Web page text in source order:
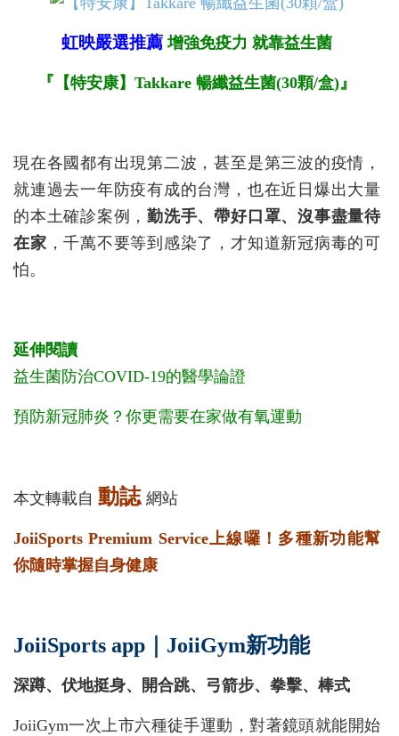
虹映嚴選推薦增強免疫力 就靠益生菌
『 【特安康】Takkare 暢纖益生菌(30顆/盒)』
現在各國都有出現第二波，甚至是第三波的疫情，
就連過去一年防疫有成的台灣，也在近日爆出大量
的本土確診案例，勤洗手、帶好口罩、沒事盡量待
在家 ，千萬不要等到感染了，才知道新冠病毒的可
怕。
延伸閱讀
益生菌防治COVID-19的醫學論證
預防新冠肺炎？你更需要在家做有氧運動
本文轉載自 動誌 網站
JoiiSports Premium Service上線囉！多種新功能幫
你隨時掌握自身健康
JoiiSports app｜JoiiGym新功能
深蹲、伏地挺身、開合跳、弓箭步、拳擊、棒式
JoiiGym一次上市六種徒手運動，對著鏡頭就能開始